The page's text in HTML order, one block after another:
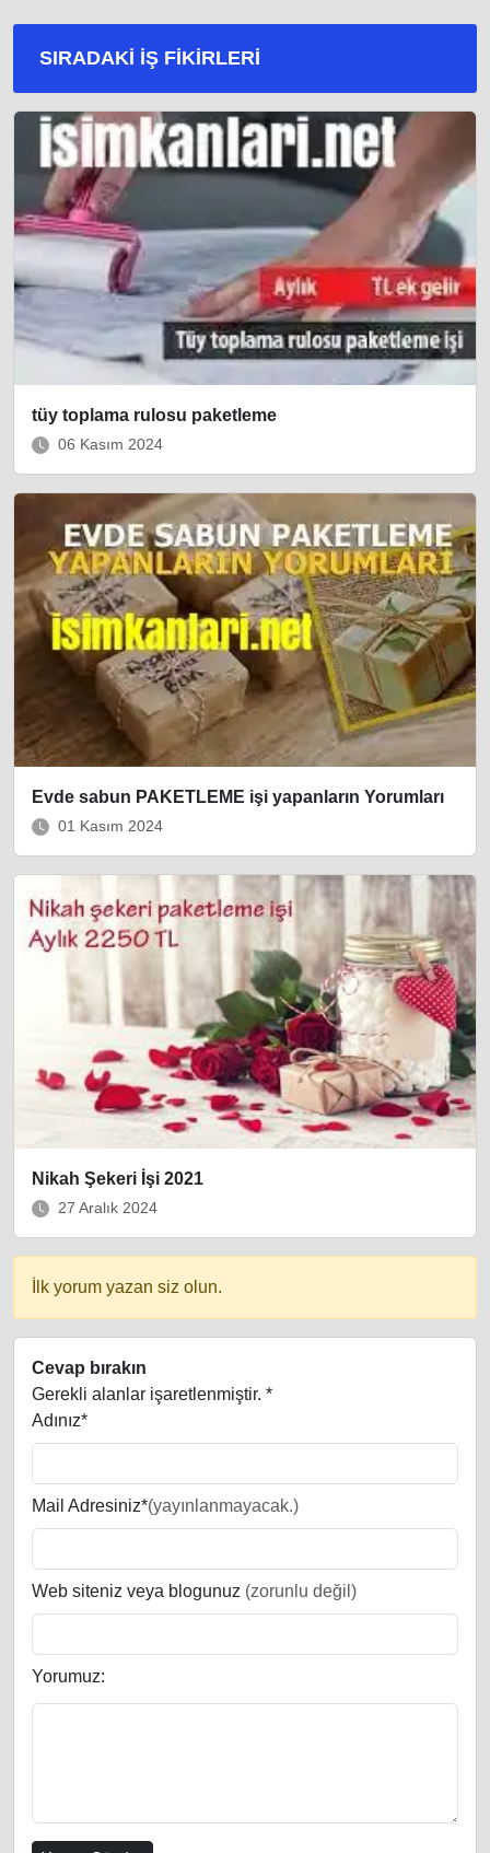
SIRADAKI İŞ FIKIRLERI
tüy toplama rulosu paketleme
06 Kasım 2024
Evde sabun PAKETLEME işi yapanların Yorumları
01 Kasım 2024
Nikah Şekeri İşi 2021
27 Aralık 2024
İlk yorum yazan siz olun.
Cevap bırakın
Gerekli alanlar işaretlenmiştir. *
Adınız*
Mail Adresiniz*(yayınlanmayacak.)
Web siteniz veya blogunuz (zorunlu değil)
Yorumuz: